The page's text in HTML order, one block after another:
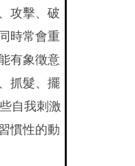
攻擊、破
時常會重
有象徵意
抓髮、擺
自我刺激
慣性的動